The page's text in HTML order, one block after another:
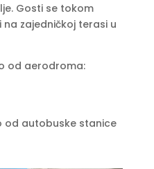
Gosti se tokom
zajedničkoj terasi u
od aerodroma:
od autobuske stanice